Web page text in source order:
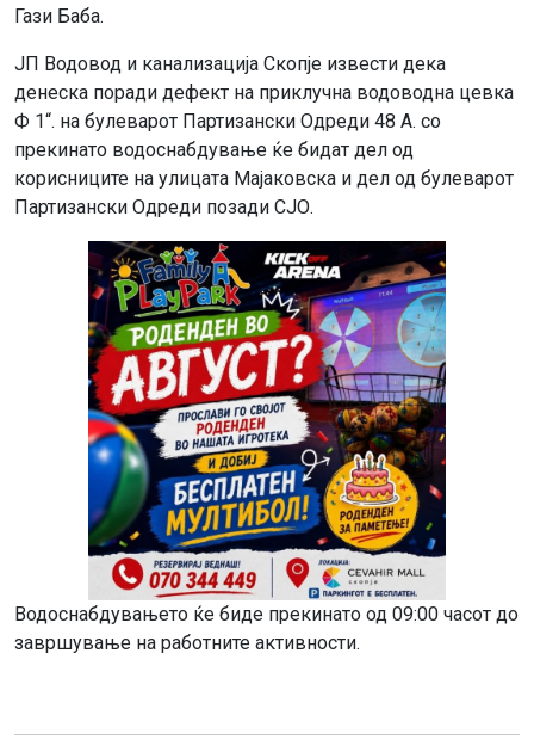
Гази Баба.
ЈП Водовод и канализација Скопје извести дека
денеска поради дефект на приклучна водоводна цевка
Ф 1“. на булеварот Партизански Одреди 48 А. со
прекинато водоснабдување ќе бидат дел од
корисниците на улицата Мајаковска и дел од булеварот
Партизански Одреди позади СЈО.
Водоснабдувањето ќе биде прекинато од 09:00 часот до
завршување на работните активности.